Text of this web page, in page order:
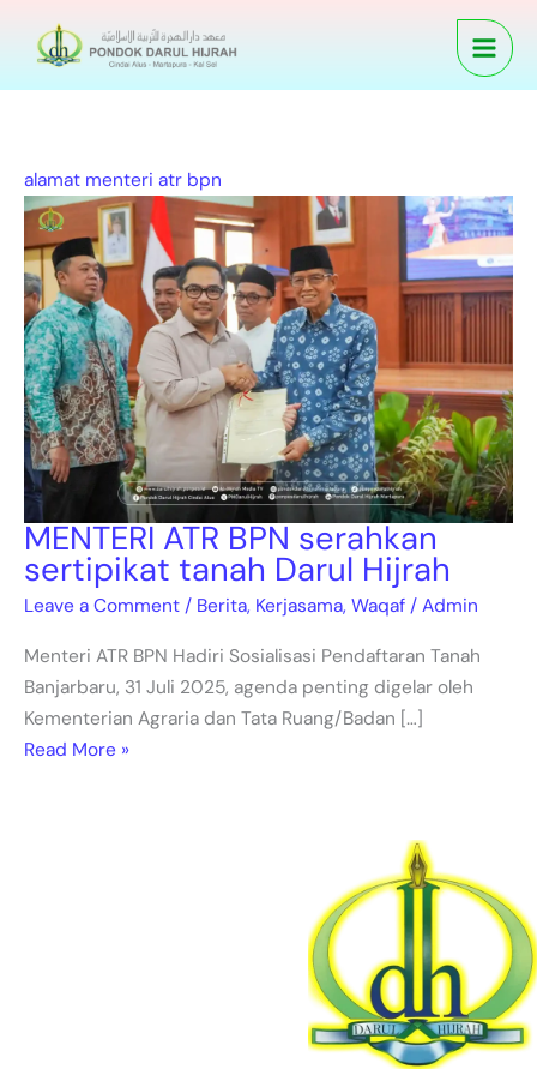
alamat menteri atr bpn
MENTERI ATR BPN serahkan
sertipikat tanah Darul Hijrah
Leave a Comment / Berita, Kerjasama, Waqaf / Admin
Menteri ATR BPN Hadiri Sosialisasi Pendaftaran Tanah
Banjarbaru, 31 Juli 2025, agenda penting digelar oleh
Kementerian Agraria dan Tata Ruang/Badan […]
ATR
tanah
Darul
Hijrah
Read More »